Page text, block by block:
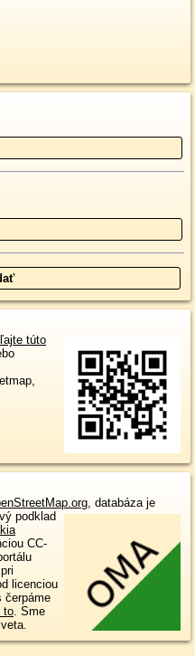
túto
, databáza je
podklad
CC-
licenciou
čerpáme
to. Sme